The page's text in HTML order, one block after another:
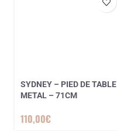
SYDNEY – PIED DE TABLE
METAL – 71CM
110,00€